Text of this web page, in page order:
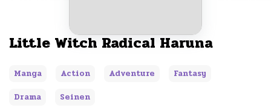
Little Witch Radical Haruna
Manga Action Adventure
Fantasy
Drama
Seinen